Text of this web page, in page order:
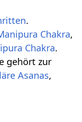
.
Chakra,
Chakra.
gehört zur
Asanas,